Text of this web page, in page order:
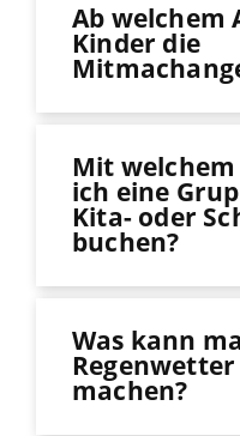
Ab welchem
Kinder die
Mit
ich eine
Kita- oder
buchen?
Was kann
machen?